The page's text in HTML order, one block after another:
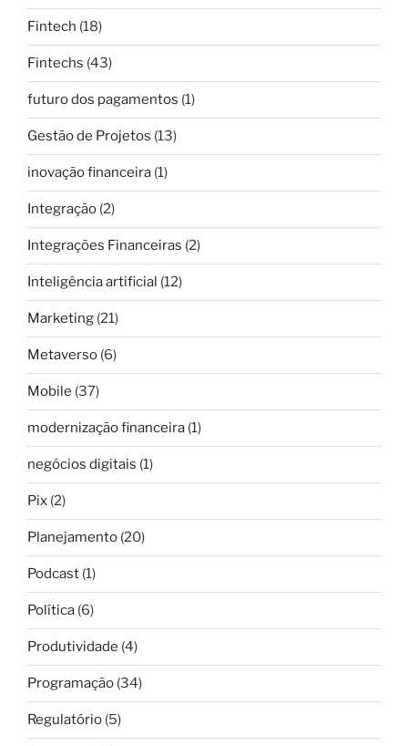
Fintech (18)
Fintechs (43)
futuro dos pagamentos (1)
Gestão de Projetos (13)
inovação financeira (1)
Integração (2)
Integrações Financeiras (2)
Inteligência artificial (12)
Marketing (21)
Metaverso (6)
Mobile (37)
modernização financeira (1)
negócios digitais (1)
Pix (2)
Planejamento (20)
Podcast (1)
Política (6)
Produtividade (4)
Programação (34)
Regulatório (5)